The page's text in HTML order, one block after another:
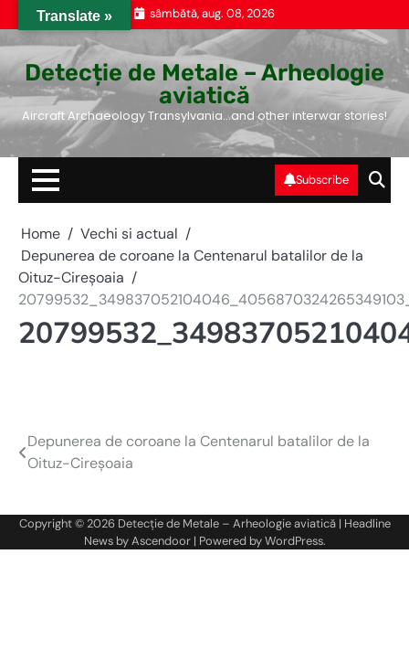
to
sâmbătă, aug. 08, 2026
Detecție de Metale – Arheologie
aviatică
Aircraft Archaeology Transylvania…and other interwar stories!
Subscribe
Home
Vechi si actual
Depunerea de coroane la Centenarul batalilor de la
Oituz-Cireșoaia
Navigare
articole
Depunerea de coroane la Centenarul batalilor de la
Oituz-Cireșoaia
Copyright © 2026 Detecție de Metale – Arheologie aviatică| Headline
News byAscendoor| Powered byWordPress.
Translate »